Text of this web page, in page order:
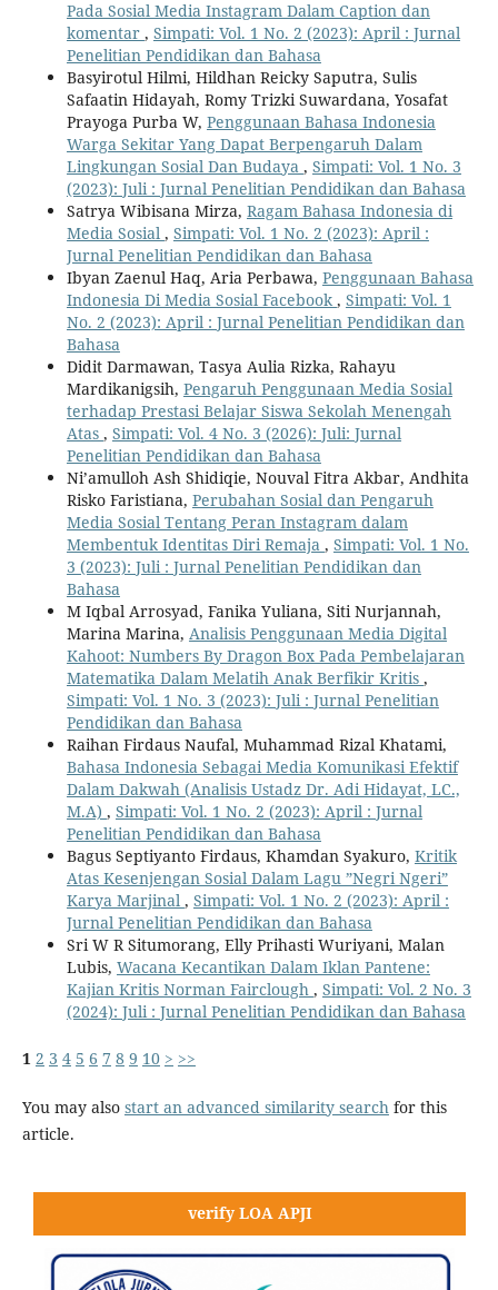
Pada Sosial Media Instagram Dalam Caption dan
komentar , Simpati: Vol. 1 No. 2 (2023): April : Jurnal
Penelitian Pendidikan dan Bahasa
Basyirotul Hilmi, Hildhan Reicky Saputra, Sulis
Safaatin Hidayah, Romy Trizki Suwardana, Yosafat
Prayoga Purba W, Penggunaan Bahasa Indonesia
Warga Sekitar Yang Dapat Berpengaruh Dalam
Lingkungan Sosial Dan Budaya , Simpati: Vol. 1 No. 3
(2023): Juli : Jurnal Penelitian Pendidikan dan Bahasa
Satrya Wibisana Mirza, Ragam Bahasa Indonesia di
Media Sosial , Simpati: Vol. 1 No. 2 (2023): April :
Jurnal Penelitian Pendidikan dan Bahasa
Ibyan Zaenul Haq, Aria Perbawa, Penggunaan Bahasa
Indonesia Di Media Sosial Facebook , Simpati: Vol. 1
No. 2 (2023): April : Jurnal Penelitian Pendidikan dan
Bahasa
Didit Darmawan, Tasya Aulia Rizka, Rahayu
Mardikanigsih, Pengaruh Penggunaan Media Sosial
terhadap Prestasi Belajar Siswa Sekolah Menengah
Atas , Simpati: Vol. 4 No. 3 (2026): Juli: Jurnal
Penelitian Pendidikan dan Bahasa
Ni’amulloh Ash Shidiqie, Nouval Fitra Akbar, Andhita
Risko Faristiana, Perubahan Sosial dan Pengaruh
Media Sosial Tentang Peran Instagram dalam
Membentuk Identitas Diri Remaja , Simpati: Vol. 1 No.
3 (2023): Juli : Jurnal Penelitian Pendidikan dan
Bahasa
M Iqbal Arrosyad, Fanika Yuliana, Siti Nurjannah,
Marina Marina, Analisis Penggunaan Media Digital
Kahoot: Numbers By Dragon Box Pada Pembelajaran
Matematika Dalam Melatih Anak Berfikir Kritis ,
Simpati: Vol. 1 No. 3 (2023): Juli : Jurnal Penelitian
Pendidikan dan Bahasa
Raihan Firdaus Naufal, Muhammad Rizal Khatami,
Bahasa Indonesia Sebagai Media Komunikasi Efektif
Dalam Dakwah (Analisis Ustadz Dr. Adi Hidayat, LC.,
M.A) , Simpati: Vol. 1 No. 2 (2023): April : Jurnal
Penelitian Pendidikan dan Bahasa
Bagus Septiyanto Firdaus, Khamdan Syakuro, Kritik
Atas Kesenjengan Sosial Dalam Lagu ”Negri Ngeri”
Karya Marjinal , Simpati: Vol. 1 No. 2 (2023): April :
Jurnal Penelitian Pendidikan dan Bahasa
Sri W R Situmorang, Elly Prihasti Wuriyani, Malan
Lubis, Wacana Kecantikan Dalam Iklan Pantene:
Kajian Kritis Norman Fairclough , Simpati: Vol. 2 No. 3
(2024): Juli : Jurnal Penelitian Pendidikan dan Bahasa
1 2 3 4 5 6 7 8 9 10 > >>
You may also start an advanced similarity search for this
article.
verify LOA APJI